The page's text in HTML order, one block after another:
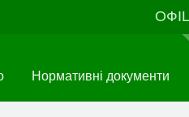
Нормативні документи